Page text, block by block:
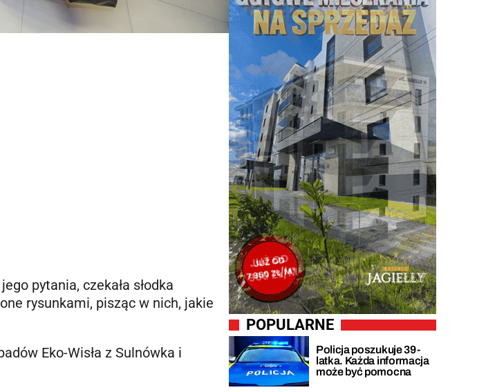
pytania, czekała słodka
rysunkami, pisząc w nich, jakie
Eko-Wisła z Sulnówka i
POPULARNE
Policja poszukuje 39-
latka. Każda informacja
może być pomocna